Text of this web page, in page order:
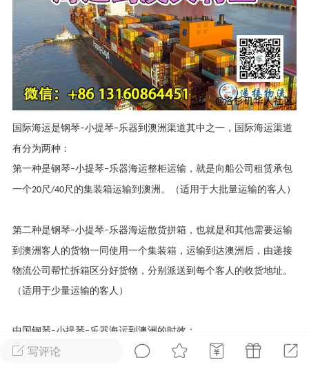
每日任务 签到有奖
华人资讯
阅读洛杉矶新闻
华人论坛
加入社区交流
华人社区账号注册及使用规范》
洛杉矶热点 娱乐八卦 同乡联谊
写评论
国际海运是钢琴–小提琴–乐器到澳洲渠道其中之一，国际海运渠道
有分为两种：
第一种是钢琴–小提琴–乐器海运整柜运输，就是向船公司租赁承包
一个20尺/40尺的集装箱运输到澳洲。（适用于大批量运输的客人）
第二种是钢琴–小提琴–乐器海运散货拼箱，也就是和其他需要运输
到澳洲客人的货物一同使用一个集装箱，运输到达澳洲后，由递接
物流公司帮忙拆箱区分好货物，分别派送到每个客人的收货地址。
（适用于少量运输的客人）
中国钢琴–小提琴– 乐器海运到澳洲的时效：
中国→澳洲 时效： 16天